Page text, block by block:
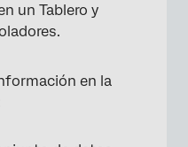
un Tablero y
en la